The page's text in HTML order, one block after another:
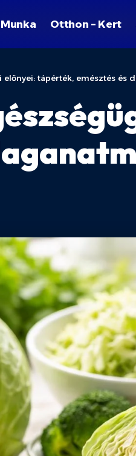
Otthon – Kert
előnyei: tápérték, emésztés és